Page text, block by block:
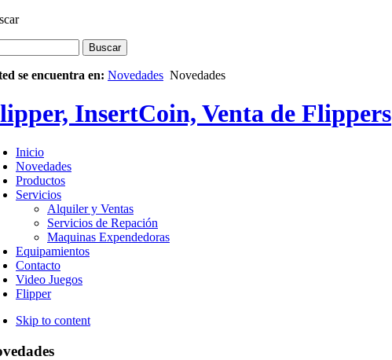
se encuentra en: Novedades Novedades
InsertCoin, Venta de Flippers
Inicio
Novedades
Productos
Servicios
Alquiler y Ventas
Servicios de Repación
Maquinas Expendedoras
Equipamientos
Contacto
Video Juegos
Flipper
Skip to content